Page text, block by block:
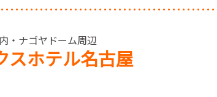
・ナゴヤドーム周辺
スホテル名古屋